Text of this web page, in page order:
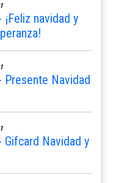
navidad y
Presente Navidad
Gifcard Navidad y